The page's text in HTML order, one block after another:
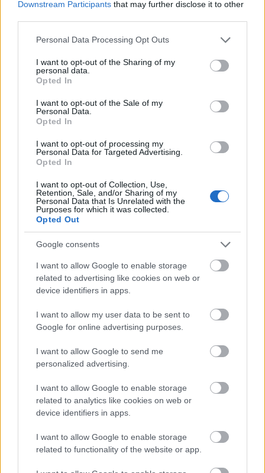
Downstream Participants that may further disclose it to other
Please note that this website/app uses one or more Google
not limited to your visit or usage behaviour. You may click to
grant or deny consent to Google and its third-party tags to
use your data for below specified purposes in below Google
consent section.
Personal Data Processing Opt Outs
I want to opt-out of the Sharing of my
personal data.
Opted In
I want to opt-out of the Sale of my
Personal Data.
Opted In
I want to opt-out of processing my
Personal Data for Targeted Advertising.
Opted In
I want to opt-out of Collection, Use,
Retention, Sale, and/or Sharing of my
Personal Data that Is Unrelated with the
Purposes for which it was collected.
Opted Out
Google consents
I want to allow Google to enable storage
related to advertising like cookies on web or
device identifiers in apps.
I want to allow my user data to be sent to
Google for online advertising purposes.
I want to allow Google to send me
personalized advertising.
I want to allow Google to enable storage
related to analytics like cookies on web or
device identifiers in apps.
I want to allow Google to enable storage
related to functionality of the website or app.
Ennek apropóján elhoztunk öt filmet a
fesztivál műsorából, melyek között
mindenki találhat neki valót.
A fesztivál szervezőinek jóvoltából az északi
filmművészet szerelmeseiegy héten keresztül
jobbnál jobb alkotásokból csemegézhetnek
majd, legyen szó a már jól ismert
kedvencekről, vagy a legújabb mozifilmekről,
ugyanis a fesztivál négy premier előtti
vetítésre is lehetőséget ad.
Válogatásunkban igyekeztünk a lehető
legkülönfélébb filmeket összegyűjteni a
fesztivál palettájáról, azonban érdemes a
teljes műsort átböngészni, nehogy
lemaradjunk valami érdekesről.
Lars von Trier –Melankólia
Erről a filmről valószínűleg azok is hallottak,
akik nem éppen a skandináv életérzés